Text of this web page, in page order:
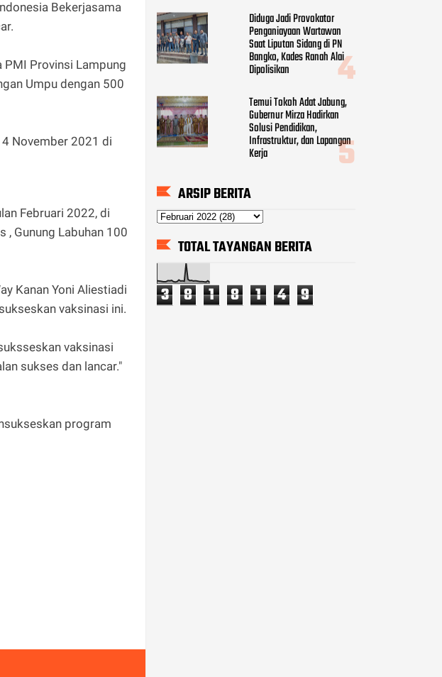
Bekerjasama
PMI Provinsi Lampung
Umpu dengan 500
November 2021 di
Februari 2022, di
, Gunung Labuhan 100
Kanan Yoni Aliestiadi
vaksinasi ini.
vaksinasi
sukses dan lancar."
program
Diduga Jadi Provokator
Penganiayaan Wartawan
Saat Liputan Sidang di PN
Bangko, Kades Ranah Alai
Dipolisikan
Temui Tokoh Adat Jabung,
Gubernur Mirza Hadirkan
Solusi Pendidikan,
Infrastruktur, dan Lapangan
Kerja
ARSIP BERITA
TOTAL TAYANGAN BERITA
3 8 1 8 1 4 9